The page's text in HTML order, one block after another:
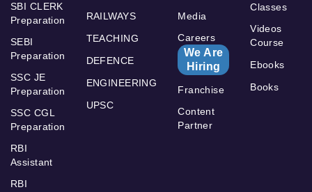
SBI CLERK
Preparation
SEBI
Preparation
SSC JE
Preparation
SSC CGL
Preparation
RBI
Assistant
RBI
RAILWAYS
TEACHING
DEFENCE
ENGINEERING
UPSC
Media
Careers
We Are
Hiring
Franchise
Content
Partner
Classes
Videos
Course
Ebooks
Books